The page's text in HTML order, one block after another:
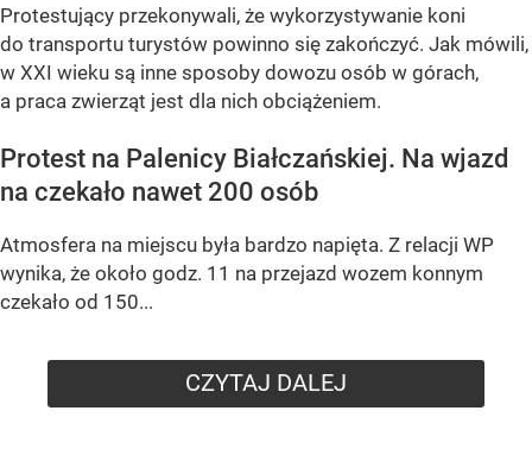
Protestujący przekonywali, że wykorzystywanie koni
do transportu turystów powinno się zakończyć. Jak mówili,
w XXI wieku są inne sposoby dowozu osób w górach,
a praca zwierząt jest dla nich obciążeniem.
Protest na Palenicy Białczańskiej. Na wjazd
na czekało nawet 200 osób
Atmosfera na miejscu była bardzo napięta. Z relacji WP
wynika, że około godz. 11 na przejazd wozem konnym
czekało od 150...
CZYTAJ DALEJ